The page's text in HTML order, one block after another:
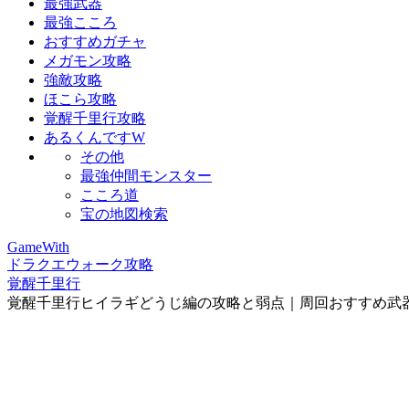
最強武器
最強こころ
おすすめガチャ
メガモン攻略
強敵攻略
ほこら攻略
覚醒千里行攻略
あるくんですW
その他
最強仲間モンスター
こころ道
宝の地図検索
GameWith
ドラクエウォーク攻略
覚醒千里行
覚醒千里行ヒイラギどうじ編の攻略と弱点｜周回おすすめ武